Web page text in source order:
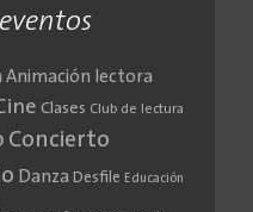
Animación lectora
Clases Club de lectura
Concierto
Danza Desfile Educación